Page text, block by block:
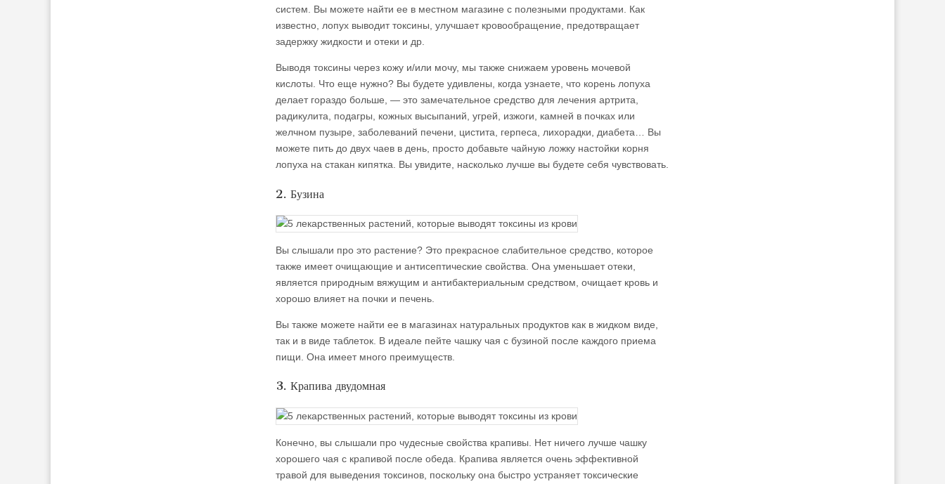
систем. Вы можете найти ее в местном магазине с полезными продуктами. Как
известно, лопух выводит токсины, улучшает кровообращение, предотвращает
задержку жидкости и отеки и др.
Выводя токсины через кожу и/или мочу, мы также снижаем уровень мочевой
кислоты. Что еще нужно? Вы будете удивлены, когда узнаете, что корень лопуха
делает гораздо больше, — это замечательное средство для лечения артрита,
радикулита, подагры, кожных высыпаний, угрей, изжоги, камней в почках или
желчном пузыре, заболеваний печени, цистита, герпеса, лихорадки, диабета… Вы
можете пить до двух чаев в день, просто добавьте чайную ложку настойки корня
лопуха на стакан кипятка. Вы увидите, насколько лучше вы будете себя чувствовать.
2. Бузина
Вы слышали про это растение? Это прекрасное слабительное средство, которое
также имеет очищающие и антисептические свойства. Она уменьшает отеки,
является природным вяжущим и антибактериальным средством, очищает кровь и
хорошо влияет на почки и печень.
Вы также можете найти ее в магазинах натуральных продуктов как в жидком виде,
так и в виде таблеток. В идеале пейте чашку чая с бузиной после каждого приема
пищи. Она имеет много преимуществ.
3. Крапива двудомная
Конечно, вы слышали про чудесные свойства крапивы. Нет ничего лучше чашку
хорошего чая с крапивой после обеда. Крапива является очень эффективной
травой для выведения токсинов, поскольку она быстро устраняет токсические